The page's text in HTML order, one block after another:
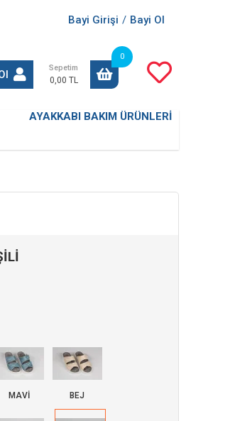
Bayi Girişi / Bayi Ol
Sepetim
0,00 TL
0
AYAKKABI BAKIM ÜRÜNLERİ
MAVİ BEJ